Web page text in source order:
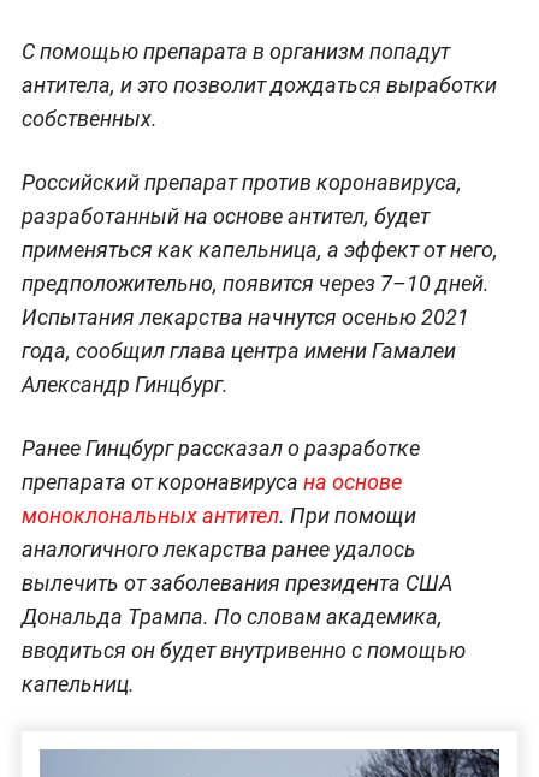
С помощью препарата в организм попадут
антитела, и это позволит дождаться выработки
собственных.
Российский препарат против коронавируса,
разработанный на основе антител, будет
применяться как капельница, а эффект от него,
предположительно, появится через 7–10 дней.
Испытания лекарства начнутся осенью 2021
года, сообщил глава центра имени Гамалеи
Александр Гинцбург.
Ранее Гинцбург рассказал о разработке
препарата от коронавируса на основе
моноклональных антител. При помощи
аналогичного лекарства ранее удалось
вылечить от заболевания президента США
Дональда Трампа. По словам академика,
вводиться он будет внутривенно с помощью
капельниц.